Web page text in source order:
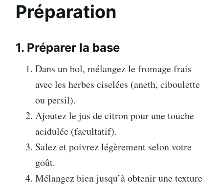
Préparation
1. Préparer la base
Dans un bol, mélangez le fromage frais
avec les herbes ciselées (aneth, ciboulette
ou persil).
Ajoutez le jus de citron pour une touche
acidulée (facultatif).
Salez et poivrez légèrement selon votre
goût.
Mélangez bien jusqu’à obtenir une texture